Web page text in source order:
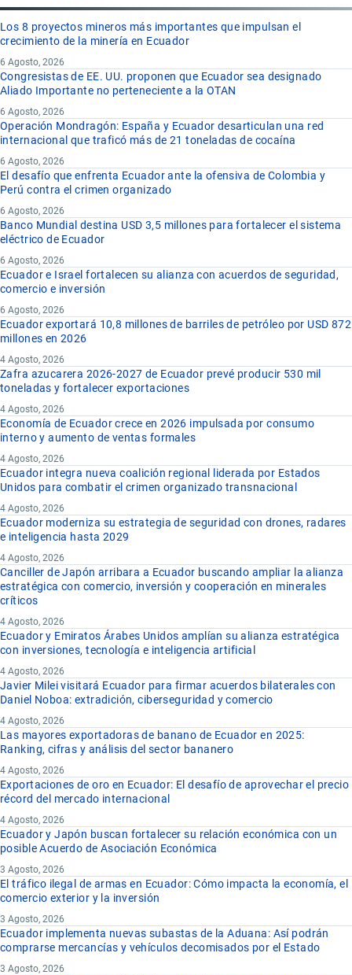
Los 8 proyectos mineros más importantes que impulsan el
crecimiento de la minería en Ecuador
6 Agosto, 2026
Congresistas de EE. UU. proponen que Ecuador sea designado
Aliado Importante no perteneciente a la OTAN
6 Agosto, 2026
Operación Mondragón: España y Ecuador desarticulan una red
internacional que traficó más de 21 toneladas de cocaína
6 Agosto, 2026
El desafío que enfrenta Ecuador ante la ofensiva de Colombia y
Perú contra el crimen organizado
6 Agosto, 2026
Banco Mundial destina USD 3,5 millones para fortalecer el sistema
eléctrico de Ecuador
6 Agosto, 2026
Ecuador e Israel fortalecen su alianza con acuerdos de seguridad,
comercio e inversión
6 Agosto, 2026
Ecuador exportará 10,8 millones de barriles de petróleo por USD 872
millones en 2026
4 Agosto, 2026
Zafra azucarera 2026-2027 de Ecuador prevé producir 530 mil
toneladas y fortalecer exportaciones
4 Agosto, 2026
Economía de Ecuador crece en 2026 impulsada por consumo
interno y aumento de ventas formales
4 Agosto, 2026
Ecuador integra nueva coalición regional liderada por Estados
Unidos para combatir el crimen organizado transnacional
4 Agosto, 2026
Ecuador moderniza su estrategia de seguridad con drones, radares
e inteligencia hasta 2029
4 Agosto, 2026
Canciller de Japón arribara a Ecuador buscando ampliar la alianza
estratégica con comercio, inversión y cooperación en minerales
críticos
4 Agosto, 2026
Ecuador y Emiratos Árabes Unidos amplían su alianza estratégica
con inversiones, tecnología e inteligencia artificial
4 Agosto, 2026
Javier Milei visitará Ecuador para firmar acuerdos bilaterales con
Daniel Noboa: extradición, ciberseguridad y comercio
4 Agosto, 2026
Las mayores exportadoras de banano de Ecuador en 2025:
Ranking, cifras y análisis del sector bananero
4 Agosto, 2026
Exportaciones de oro en Ecuador: El desafío de aprovechar el precio
récord del mercado internacional
4 Agosto, 2026
Ecuador y Japón buscan fortalecer su relación económica con un
posible Acuerdo de Asociación Económica
3 Agosto, 2026
El tráfico ilegal de armas en Ecuador: Cómo impacta la economía, el
comercio exterior y la inversión
3 Agosto, 2026
Ecuador implementa nuevas subastas de la Aduana: Así podrán
comprarse mercancías y vehículos decomisados por el Estado
3 Agosto, 2026